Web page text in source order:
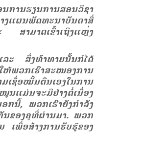
ການຮຽນການສອນວິຊາ
ແຜນພັດທະນາບັນດາສື່
ສາມາດເຂົ້າເຖິງແຫຼ່ງ
ະ ສິ່ງທ້າທາຍນັ້ນກໍໄດ້
ພວກເຮົາສະໜອງການ
ເຊື່ອໝັ້ນຕົນເອງໃນການ
ນແມ່ນຈະມີຢ່າງຕໍ່ເນື່ອງ
ນີ້, ພວກເຮົາຍັງກໍາລັງ
ນຂອງຄູທີ່ຜ່ານມາ. ພວກ
ເພື່ອສ້າງການຮັບຮູ້ຂອງ